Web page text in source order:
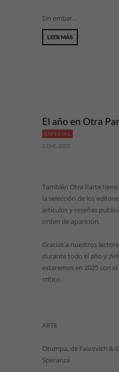
Sin embar...
LEER MÁS
El año en Otra
ESPECIAL
2 ENE, 2025
También Otra Parte
la selección de los
artículos y reseñas
orden de aparición.
Gracias a nuestros
durante todo el año y
estaremos en 2025 con
crítico.
ARTE
Otumpa, de Faivovich &
Speranza